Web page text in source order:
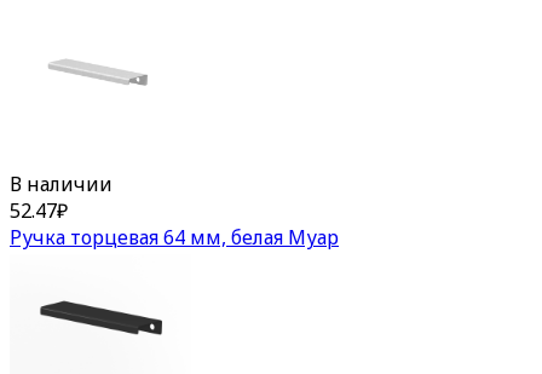
В наличии
52.47₽
Ручка торцевая 64 мм, белая Муар